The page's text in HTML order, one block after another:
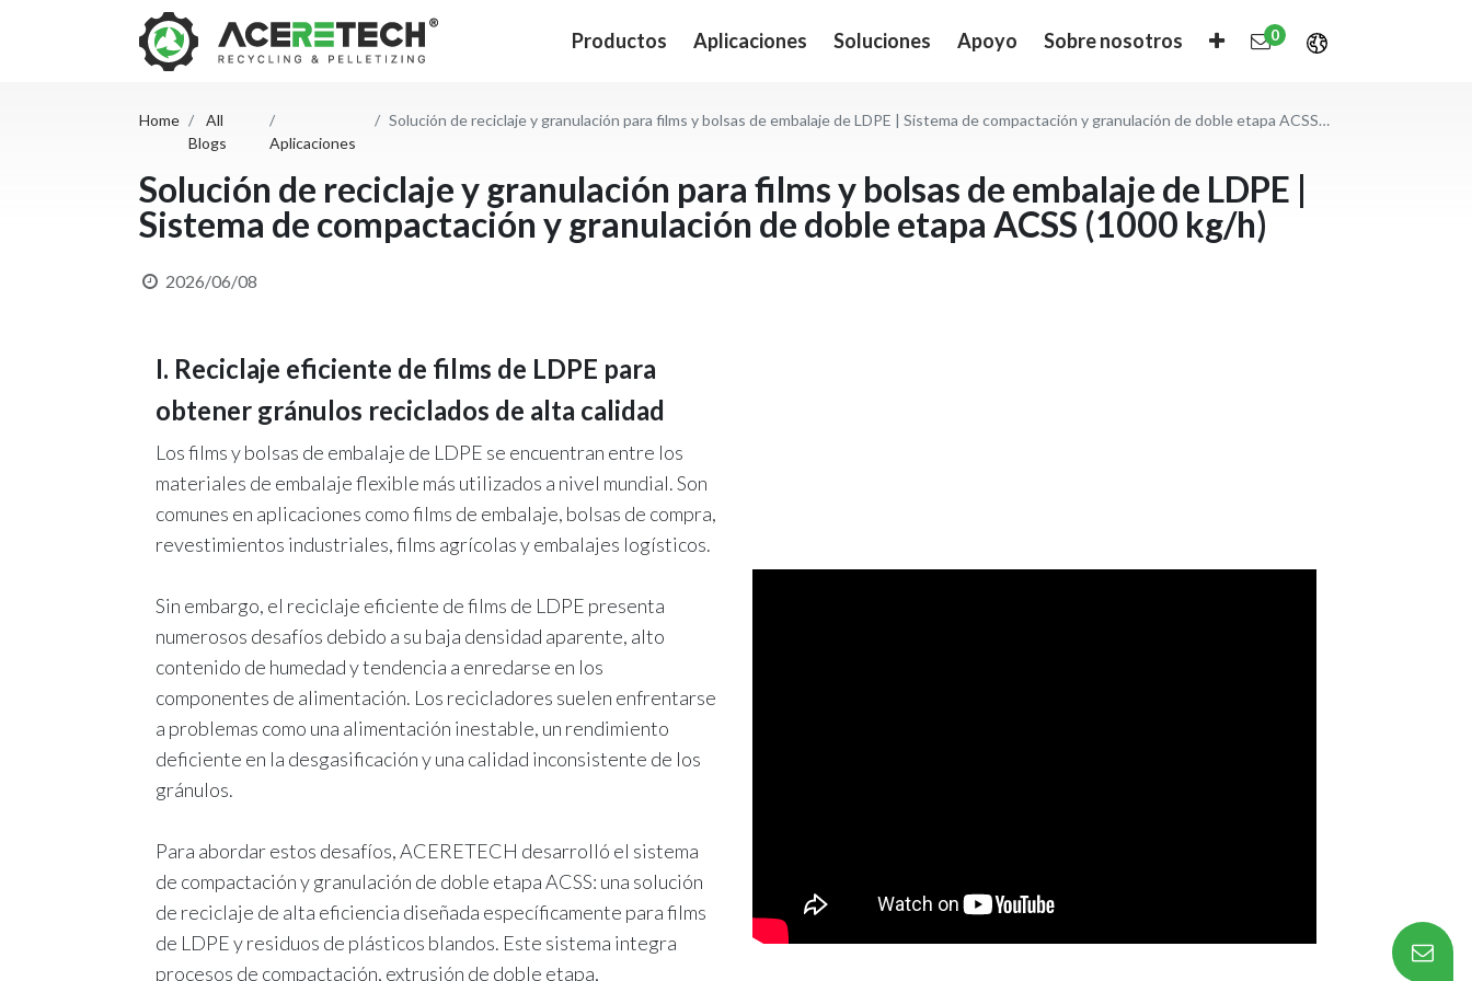
Productos Aplicaciones Soluciones Apoyo Sobre nosotros 0
Home
All
Blogs
Aplicaciones
Solución de reciclaje y granulación para films y bolsas de embalaje de LDPE | Sistema de compactación y granulación de doble etapa ACSS (1000 kg/h)
Solución de reciclaje y granulación para films y bolsas de embalaje de LDPE |
Sistema de compactación y granulación de doble etapa ACSS (1000 kg/h)
2026/06/08
I. Reciclaje eficiente de films de LDPE para
obtener gránulos reciclados de alta calidad
Los films y bolsas de embalaje de LDPE se encuentran entre los
materiales de embalaje flexible más utilizados a nivel mundial. Son
comunes en aplicaciones como films de embalaje, bolsas de compra,
revestimientos industriales, films agrícolas y embalajes logísticos.
Sin embargo, el reciclaje eficiente de films de LDPE presenta
numerosos desafíos debido a su baja densidad aparente, alto
contenido de humedad y tendencia a enredarse en los
componentes de alimentación. Los recicladores suelen enfrentarse
a problemas como una alimentación inestable, un rendimiento
deficiente en la desgasificación y una calidad inconsistente de los
gránulos.
Para abordar estos desafíos, ACERETECH desarrolló el sistema
de compactación y granulación de doble etapa ACSS: una solución
de reciclaje de alta eficiencia diseñada específicamente para films
de LDPE y residuos de plásticos blandos. Este sistema integra
procesos de compactación, extrusión de doble etapa,